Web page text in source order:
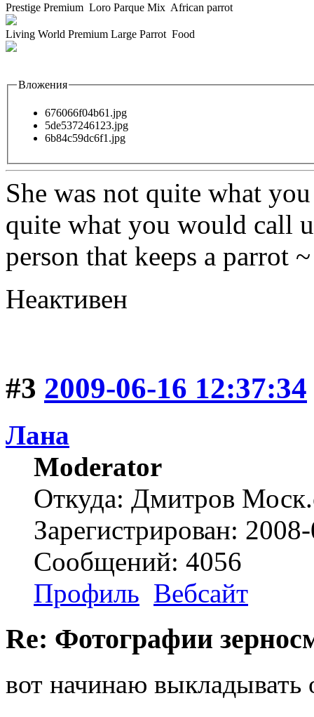
Prestige Premium Loro Parque Mix African parrot
Living World Premium Large Parrot Food
Вложения
676066f04b61.jpg
5de537246123.jpg
6b84c59dc6f1.jpg
She was not quite what
quite what you would call
person that keeps a parrot
Неактивен
#3 2009-06-16 12:37:34
Лана
Moderator
Откуда: Дмитров
Зарегистрирован:
Сообщений: 4056
Профиль Вебсайт
Re: Фотографии
вот начинаю